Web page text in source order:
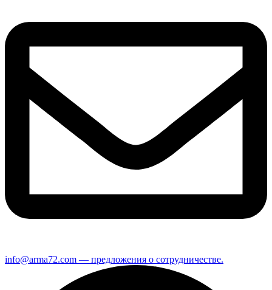
info@arma72.com — предложения о сотрудничестве.